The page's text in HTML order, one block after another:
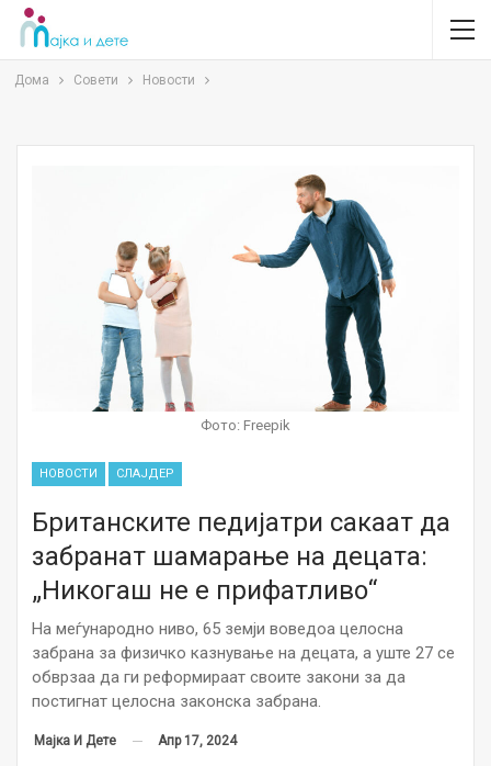
Дома Совети Новости
Фото: Freepik
НОВОСТИ СЛАЈДЕР
Британските педијатри сакаат да
забранат шамарaње на децата:
„Никогаш не е прифатливо“
На меѓународно ниво, 65 земји воведоа целосна
забрана за физичко казнување на децата, а уште 27 се
обврзаа да ги реформираат своите закони за да
постигнат целосна законска забрана.
Мајка И Дете Апр 17, 2024